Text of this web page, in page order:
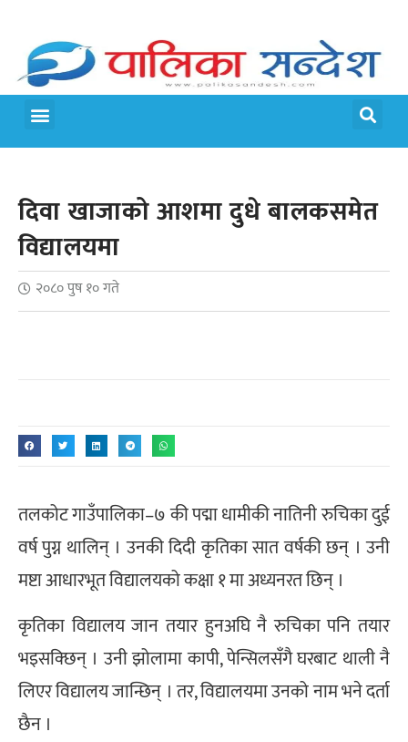
दिवा खाजाको आशमा दुधे बालकसमेत
विद्यालयमा
२०८० पुष १० गते
तलकोट गाउँपालिका–७ की पद्मा धामीकी नातिनी रुचिका दुई
वर्ष पुग्न थालिन् । उनकी दिदी कृतिका सात वर्षकी छन् । उनी
मष्टा आधारभूत विद्यालयको कक्षा १ मा अध्यनरत छिन् ।
कृतिका विद्यालय जान तयार हुनअघि नै रुचिका पनि तयार
भइसक्छिन् । उनी झोलामा कापी, पेन्सिलसँगै घरबाट थाली नै
लिएर विद्यालय जान्छिन् । तर, विद्यालयमा उनको नाम भने दर्ता
छैन ।